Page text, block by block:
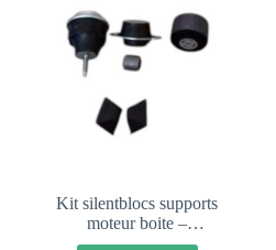
Kit silentblocs supports
moteur boite –
PEUGEOT 205 GTI –